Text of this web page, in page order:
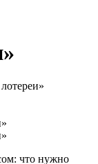
что нужно